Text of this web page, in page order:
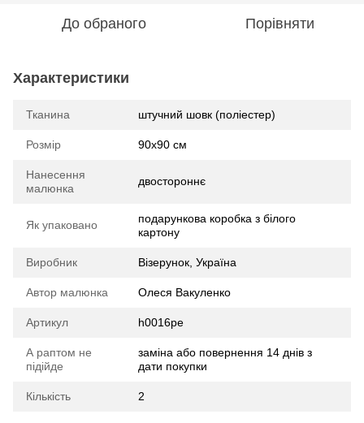
До обраного Порівняти
Характеристики
Тканина штучний шовк (поліестер)
Розмір 90х90 см
Нанесення
малюнка
двостороннє
Як упаковано
подарункова коробка з білого
картону
Виробник Візерунок, Україна
Автор малюнка Олеся Вакуленко
Артикул h0016pe
А раптом не
підійде
заміна або повернення 14 днів з
дати покупки
Кількість 2